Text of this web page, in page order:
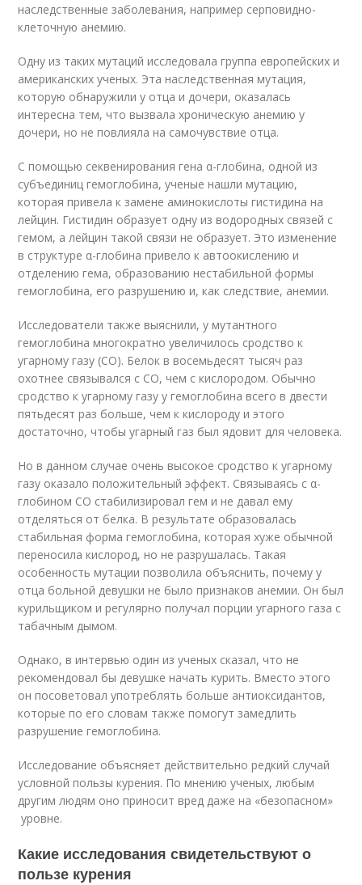
наследственные заболевания, например серповидно-
клеточную анемию.
Одну из таких мутаций исследовала группа европейских и
американских ученых. Эта наследственная мутация,
которую обнаружили у отца и дочери, оказалась
интересна тем, что вызвала хроническую анемию у
дочери, но не повлияла на самочувствие отца.
С помощью секвенирования гена α-глобина, одной из
субъединиц гемоглобина, ученые нашли мутацию,
которая привела к замене аминокислоты гистидина на
лейцин. Гистидин образует одну из водородных связей с
гемом, а лейцин такой связи не образует. Это изменение
в структуре α-глобина привело к автоокислению и
отделению гема, образованию нестабильной формы
гемоглобина, его разрушению и, как следствие, анемии.
Исследователи также выяснили, у мутантного
гемоглобина многократно увеличилось сродство к
угарному газу (CO). Белок в восемьдесят тысяч раз
охотнее связывался с CO, чем с кислородом. Обычно
сродство к угарному газу у гемоглобина всего в двести
пятьдесят раз больше, чем к кислороду и этого
достаточно, чтобы угарный газ был ядовит для человека.
Но в данном случае очень высокое сродство к угарному
газу оказало положительный эффект. Связываясь с α-
глобином CO стабилизировал гем и не давал ему
отделяться от белка. В результате образовалась
стабильная форма гемоглобина, которая хуже обычной
переносила кислород, но не разрушалась. Такая
особенность мутации позволила объяснить, почему у
отца больной девушки не было признаков анемии. Он был
курильщиком и регулярно получал порции угарного газа с
табачным дымом.
Однако, в интервью один из ученых сказал, что не
рекомендовал бы девушке начать курить. Вместо этого
он посоветовал употреблять больше антиоксидантов,
которые по его словам также помогут замедлить
разрушение гемоглобина.
Исследование объясняет действительно редкий случай
условной пользы курения. По мнению ученых, любым
другим людям оно приносит вред даже на «безопасном»
уровне.
Какие исследования свидетельствуют о
пользе курения